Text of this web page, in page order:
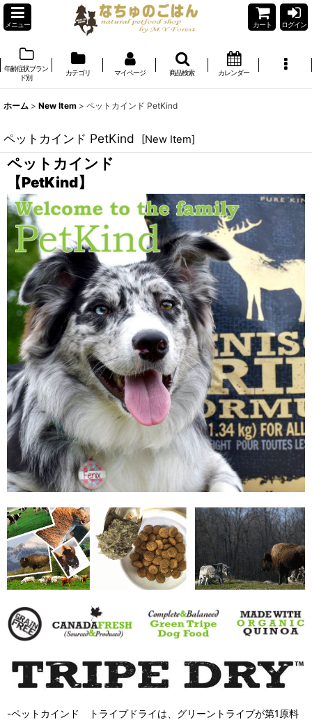
メニュー カート ログイン
年齢症状ブラン
ド別
カテゴリ マイページ 商品検索 カレンダー
ホーム > New Item > ペットカインド PetKind
ペットカインド PetKind [New Item]
ペットカインド
【PetKind】
-ペットカインド トライプドライは、グリーントライプが第1原料